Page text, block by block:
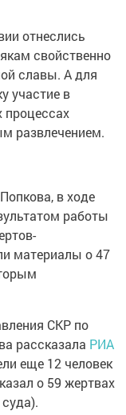
отнеслись
свойственно
славы. А для
участие в
процессах
развлечением.
в ходе
работы
материалы о 47
СКР по
рассказала РИА
еще 12 человек
о 59 жертвах